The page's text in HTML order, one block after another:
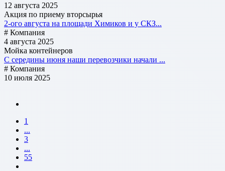
12 августа 2025
Акция по приему вторсырья
2-ого августа на площади Химиков и у СКЗ...
# Компания
4 августа 2025
Мойка контейнеров
С середины июня наши перевозчики начали ...
# Компания
10 июля 2025
1
...
3
...
55